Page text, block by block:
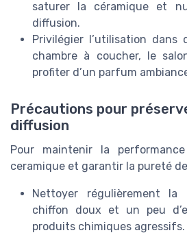
saturer la céramique et
diffusion.
Privilégier l’utilisation dans
chambre à coucher, le
profiter d’un parfum
Précautions pour
diffusion
Pour maintenir la
ceramique et garantir la pureté
Nettoyer régulièrement la
chiffon doux et un peu
produits chimiques agressifs.